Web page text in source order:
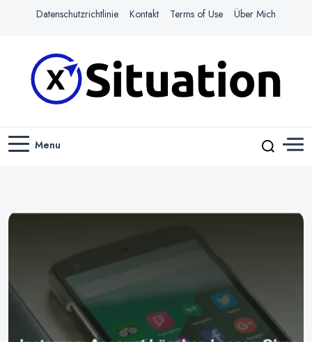
Datenschutzrichtlinie Kontakt Terms of Use Über Mich
X-SITUATION
Menu